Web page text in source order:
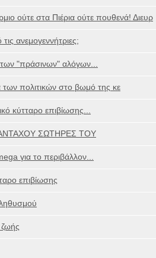
ούτε στα Πιέρια ούτε πουθενά! Διευρ
ανεμογεννήτριες;
των "πράσινων" αλόγων...
των πολιτικών στο βωμό της κε
κύτταρο επιβίωσης...
ΣΩΤΗΡΕΣ ΤΟΥ
για το περιβάλλον...
επιβίωσης